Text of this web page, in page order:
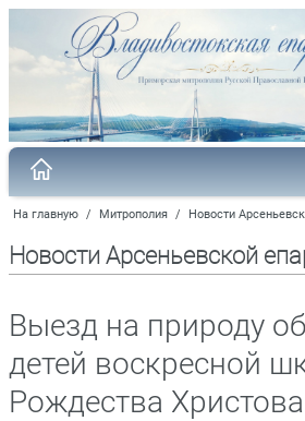
На главную / Митрополия / Новости
Новости Арсеньевской
Выезд на природу
детей воскресной
Рождества